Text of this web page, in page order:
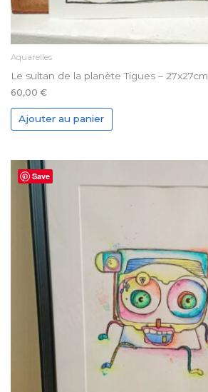
Aquarelles
Le sultan de la planète Tigues – 27x27cm
60,00 €
Ajouter au panier
Save